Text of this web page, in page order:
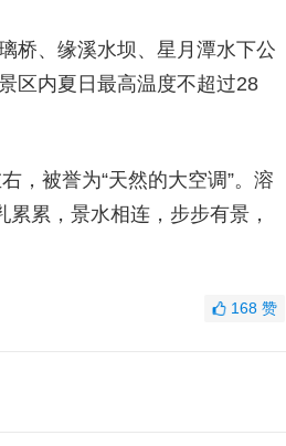
、缘溪水坝、星月潭水下公
区内夏日最高温度不超过28
被誉为“天然的大空调”。溶
累，景水相连，步步有景，
168 赞